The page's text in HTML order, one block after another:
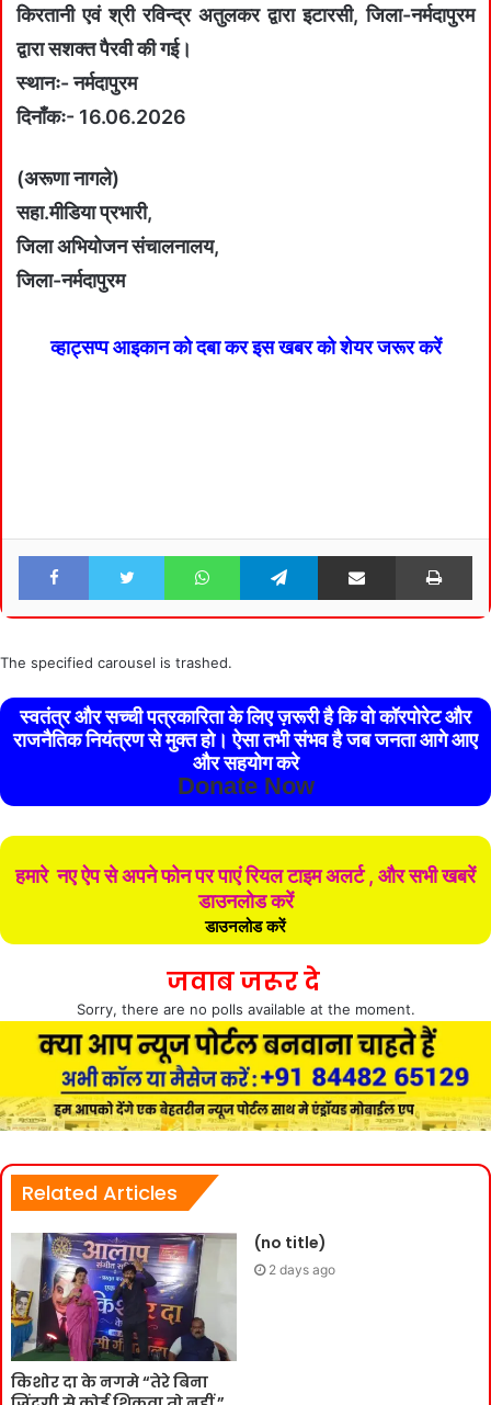
किरतानी एवं श्री रविन्द्र अतुलकर द्वारा इटारसी, जिला-नर्मदापुरम
द्वारा सशक्त पैरवी की गई।
स्थानः- नर्मदापुरम
दिनाँकः- 16.06.2026
(अरूणा नागले)
सहा.मीडिया प्रभारी,
जिला अभियोजन संचालनालय,
जिला-नर्मदापुरम
व्हाट्सप्प आइकान को दबा कर इस खबर को शेयर जरूर करें
Facebook Twitter WhatsApp Telegram Share via Email
The specified carousel is trashed.
स्वतंत्र और सच्ची पत्रकारिता के लिए ज़रूरी है कि वो कॉरपोरेट और
राजनैतिक नियंत्रण से मुक्त हो। ऐसा तभी संभव है जब जनता आगे आए
और सहयोग करे
Donate Now
हमारे नए ऐप से अपने फोन पर पाएं रियल टाइम अलर्ट , और सभी खबरें
डाउनलोड करें
डाउनलोड करें
जवाब जरूर दे
Sorry, there are no polls available at the moment.
Related Articles
किशोर दा के नगमे “तेरे बिना
(no title)
2 days ago